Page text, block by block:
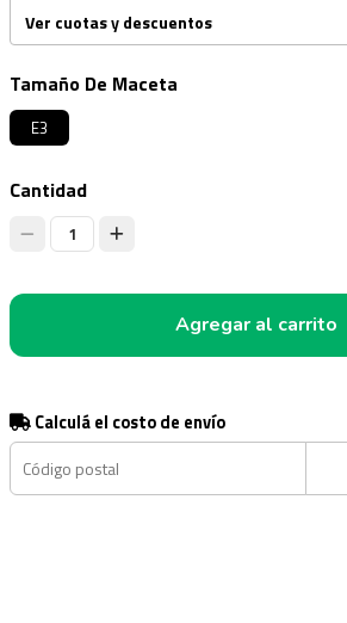
Ver cuotas y descuentos
Tamaño De Maceta
E3
Cantidad
1
Agregar al carrito
Calculá el costo de envío